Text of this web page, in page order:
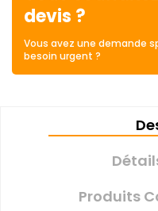
devis ?
Vous avez une demande
besoin urgent ?
Produits